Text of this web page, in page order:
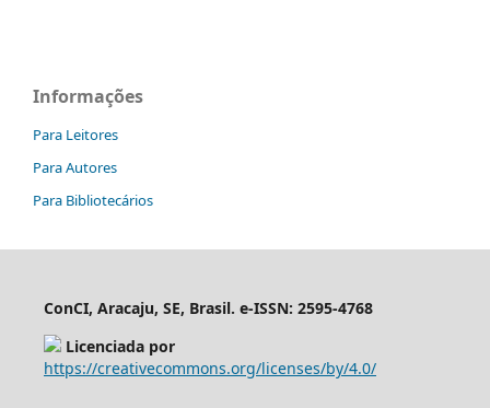
Informações
Para Leitores
Para Autores
Para Bibliotecários
ConCI, Aracaju, SE, Brasil. e-ISSN: 2595-4768
Licenciada por
https://creativecommons.org/licenses/by/4.0/